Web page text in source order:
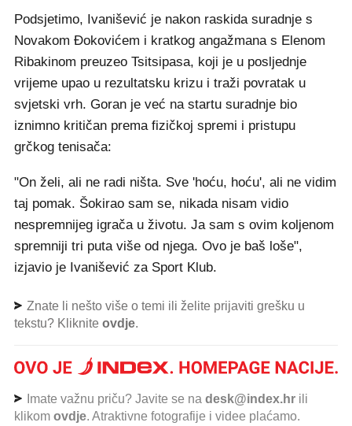
Podsjetimo, Ivanišević je nakon raskida suradnje s
Novakom Đokovićem i kratkog angažmana s Elenom
Ribakinom preuzeo Tsitsipasa, koji je u posljednje
vrijeme upao u rezultatsku krizu i traži povratak u
svjetski vrh. Goran je već na startu suradnje bio
iznimno kritičan prema fizičkoj spremi i pristupu
grčkog tenisača:
"On želi, ali ne radi ništa. Sve 'hoću, hoću', ali ne vidim
taj pomak. Šokirao sam se, nikada nisam vidio
nespremnijeg igrača u životu. Ja sam s ovim koljenom
spremniji tri puta više od njega. Ovo je baš loše",
izjavio je Ivanišević za Sport Klub.
Znate li nešto više o temi ili želite prijaviti grešku u
tekstu? Kliknite ovdje.
Imate važnu priču? Javite se na desk@index.hr ili
klikom ovdje. Atraktivne fotografije i videe plaćamo.